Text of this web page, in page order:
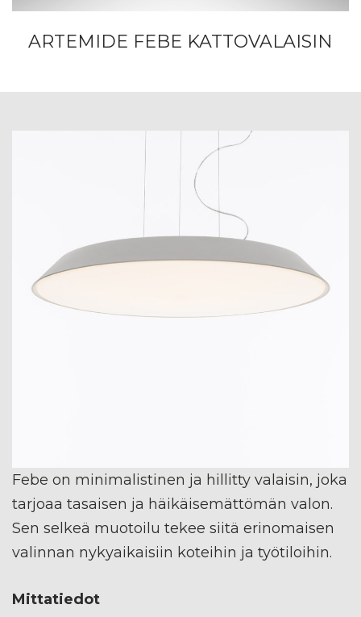
ARTEMIDE FEBE KATTOVALAISIN
Febe on minimalistinen ja hillitty valaisin, joka
tarjoaa tasaisen ja häikäisemättömän valon.
Sen selkeä muotoilu tekee siitä erinomaisen
valinnan nykyaikaisiin koteihin ja työtiloihin.
Mittatiedot